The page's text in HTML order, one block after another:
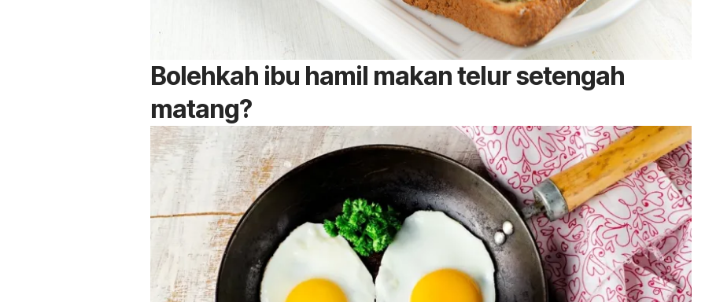
Bolehkah ibu hamil makan telur setengah
matang?